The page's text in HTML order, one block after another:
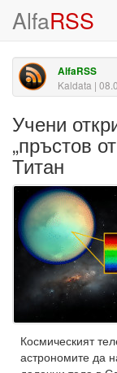
AlfaRSS
AlfaRSS
Kaldata |
Учени
„пръстов
Титан
Космическият
астрономите да